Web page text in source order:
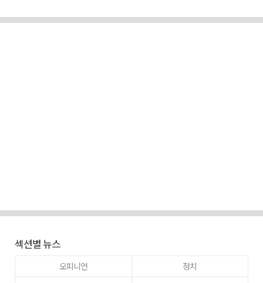
섹션별 뉴스
오피니언
정치